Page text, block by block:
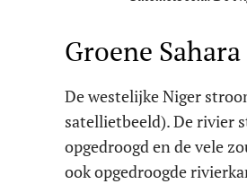
Groene Sahara
De westelijke Niger
satellietbeeld). De rivier
opgedroogd en de vele
ook opgedroogde